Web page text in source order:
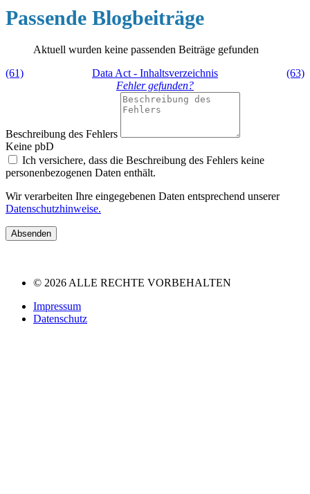
Passende Blogbeiträge
Aktuell wurden keine passenden Beiträge gefunden
(61)
Data Act - Inhaltsverzeichnis
(63)
Fehler gefunden?
Beschreibung des Fehlers
Keine pbD
Ich versichere, dass die Beschreibung des Fehlers keine
personenbezogenen Daten enthält.
Wir verarbeiten Ihre eingegebenen Daten entsprechend unserer
Datenschutzhinweise.
Absenden
© 2026 ALLE RECHTE VORBEHALTEN
Impressum
Datenschutz